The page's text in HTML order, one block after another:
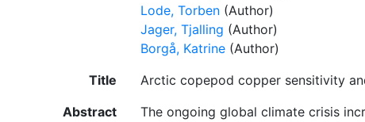
Lode, Torben (Author)
Jager, Tjalling (Author)
Borgå, Katrine (Author)
Title
Arctic copepod copper sensitivity
Abstract
The ongoing global climate crisis